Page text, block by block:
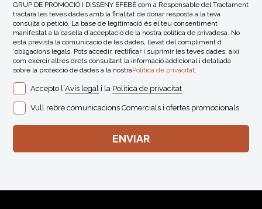
GRUP DE PROMOCIÓ I DISSENY EFEBÉ com a Responsable del Tractament
tractarà les teves dades amb la finalitat de donar resposta a la teva
consulta o petició. La base de legitimació és el teu consentiment
manifestat a la casella d´acceptació de la nostra política de privadesa. No
està prevista la comunicació de les dades, llevat del compliment d
´obligacions legals. Pots accedir, rectificar i suprimir les teves dades, així
com exercir altres drets consultant la informació addicional i detallada
sobre la protecció de dades a la nostraPolitica de privacitat.
Accepto l´Avís legal i la Politica de privacitat
Vull rebre comunicacions Comercials i ofertes promocionals